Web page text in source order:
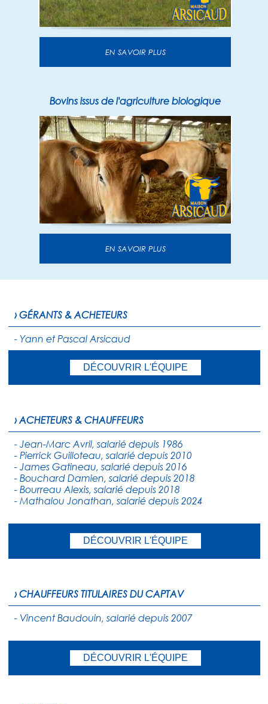
EN SAVOIR PLUS
Bovins issus de l'agriculture biologique
EN SAVOIR PLUS
› GÉRANTS & ACHETEURS
- Yann et Pascal Arsicaud
DÉCOUVRIR L'ÉQUIPE
› ACHETEURS & CHAUFFEURS
- Jean-Marc Avril, salarié depuis 1986
- Pierrick Guilloteau, salarié depuis 2010
- James Gatineau, salarié depuis 2016
- Bouchard Damien, salarié depuis 2018
- Bourreau Alexis, salarié depuis 2018
- Mathalou Jonathan, salarié depuis 2024
DÉCOUVRIR L'ÉQUIPE
› CHAUFFEURS TITULAIRES DU CAPTAV
- Vincent Baudouin, salarié depuis 2007
DÉCOUVRIR L'ÉQUIPE